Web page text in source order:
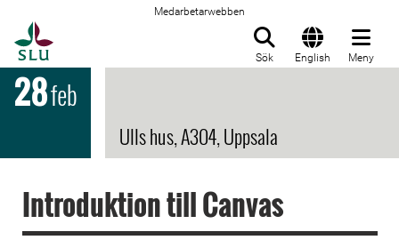
Medarbetarwebben
Sök English Meny
28feb
Ulls hus, A304, Uppsala
Introduktion till Canvas